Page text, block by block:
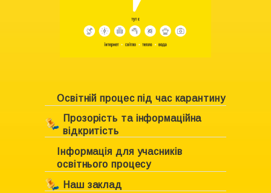
Освітній процес під час карантину
Прозорість та інформаційна
відкритість
Ліцензування закладу
Свідоцтво про право власності
Інформація для учасників
освітнього процесу
Наш заклад